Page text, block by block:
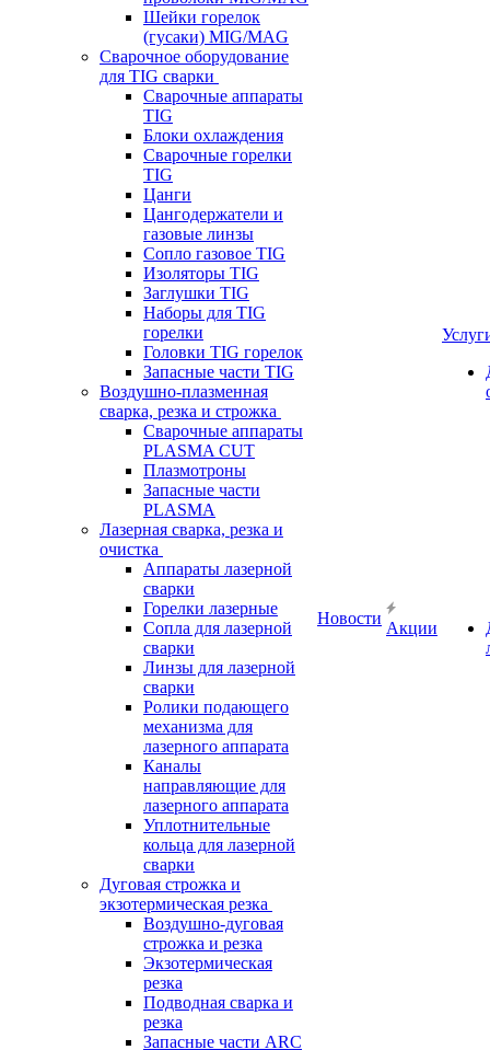
Шейки горелок
(гусаки) MIG/MAG
Сварочное оборудование
для TIG сварки
Сварочные аппараты
TIG
Блоки охлаждения
Сварочные горелки
TIG
Цанги
Цангодержатели и
газовые линзы
Сопло газовое TIG
Изоляторы TIG
Заглушки TIG
Наборы для TIG
горелки
Головки TIG горелок
Запасные части TIG
Воздушно-плазменная
сварка, резка и строжка
Сварочные аппараты
PLASMA CUT
Плазмотроны
Запасные части
PLASMA
Лазерная сварка, резка и
очистка
Аппараты лазерной
сварки
Горелки лазерные
Сопла для лазерной
сварки
Линзы для лазерной
сварки
Ролики подающего
механизма для
лазерного аппарата
Каналы
направляющие для
лазерного аппарата
Уплотнительные
кольца для лазерной
сварки
Дуговая строжка и
экзотермическая резка
Воздушно-дуговая
строжка и резка
Экзотермическая
резка
Подводная сварка и
резка
Запасные части ARC
Новости
Акции